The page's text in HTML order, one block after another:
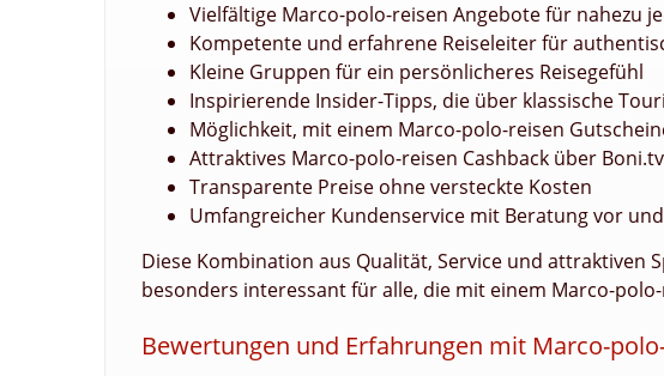
Vielfältige Marco-polo-reisen Angebote für nahezu
Kompetente und erfahrene Reiseleiter für
Kleine Gruppen für ein persönlicheres Reisegefühl
Inspirierende Insider-Tipps, die über klassische
Möglichkeit, mit einem Marco-polo-reisen
Attraktives Marco-polo-reisen Cashback über Boni.tv
Transparente Preise ohne versteckte Kosten
Umfangreicher Kundenservice mit Beratung vor
Diese Kombination aus Qualität, Service und attraktiven
besonders interessant für alle, die mit einem Marco-
Bewertungen und Erfahrungen mit Marco-